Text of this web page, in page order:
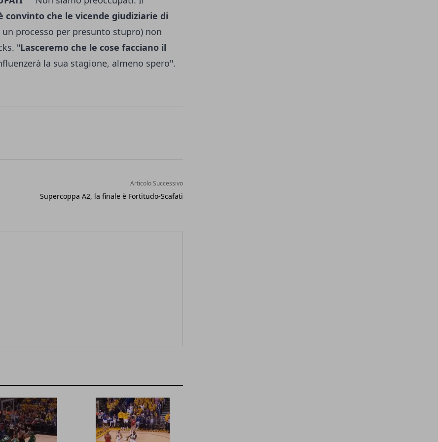
convinto che le vicende giudiziarie di
processo per presunto stupro) non
"Lasceremo che le cose facciano il
la sua stagione, almeno spero".
Articolo Successivo
Supercoppa A2, la finale è Fortitudo-Scafati